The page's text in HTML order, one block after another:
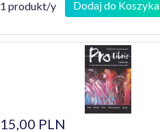
1 produkt/y Dodaj do Koszyka
15,00 PLN